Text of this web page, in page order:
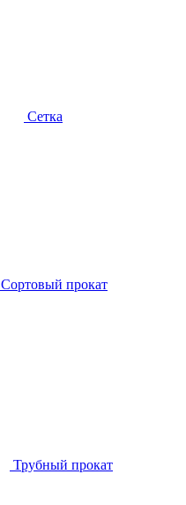
Сетка
Сортовый прокат
Трубный прокат